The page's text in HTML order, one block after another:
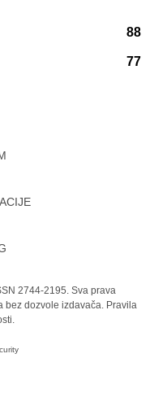
88
77
2744-2195. Sva prava
bez dozvole izdavača. Pravila